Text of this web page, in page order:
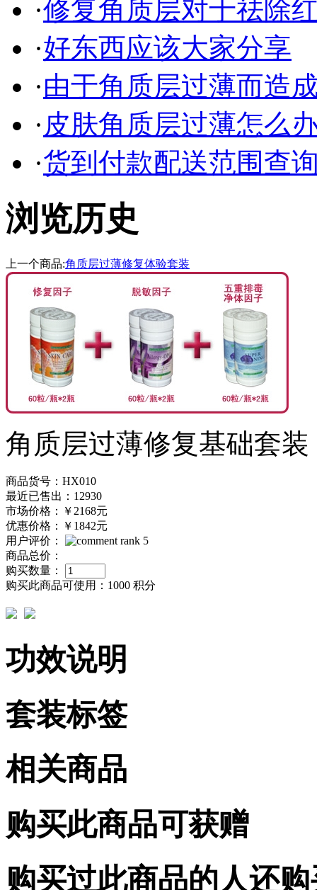
·修复角质层对于祛除
·好东西应该大家分享
·由于角质层过薄而造
· 皮肤角质层过薄怎么
·货到付款配送范围查
浏览历史
上一个商品:角质层过薄修复体验套装
角质层过薄修复基础套装
商品货号：HX010
最近已售出：12930
市场价格：
￥2168元
优惠价格：
￥1842元
用户评价：
商品总价：
购买数量：
购买此商品可使用： 1000 积分
功效说明
套装标签
相关商品
购买此商品可获赠
购买过此商品的人还